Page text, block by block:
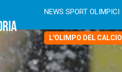
NEWS SPORT OLIMPICI
L'OLIMPO DEL CALCIO